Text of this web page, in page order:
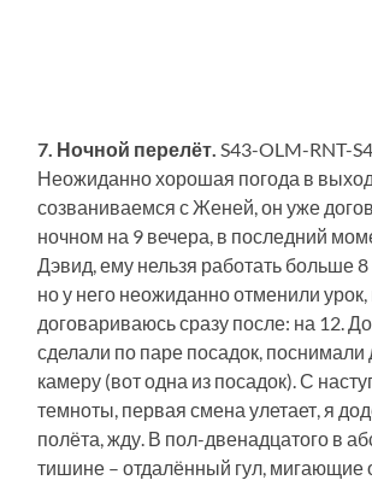
7. Ночной перелёт. S43-OLM-RNT-
Неожиданно хорошая погода в
созваниваемся с Женей, он уже
ночном на 9 вечера, в последний
Дэвид, ему нельзя работать больше 8
но у него неожиданно отменили урок,
договариваюсь сразу после: на 12.
сделали по паре посадок, поснимали
камеру (вот одна из посадок). С
темноты, первая смена улетает, я
полёта, жду. В пол-двенадцатого в
тишине – отдалённый гул, мигающие